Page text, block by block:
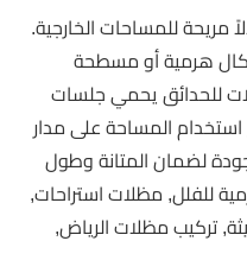
للمساحات الخارجية.
هرمية أو مسطحة
للحدائق يحمي جلسات
المساحة على مدار
لضمان المتانة وطول
للفلل, مظلات استراحات,
تركيب مظلات الرياض,